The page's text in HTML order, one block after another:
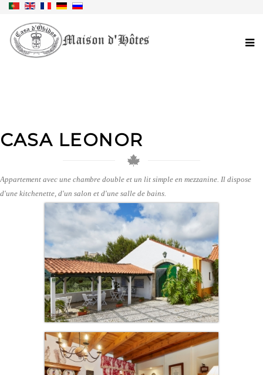
CASA LEONOR
Appartement avec une chambre double et un lit simple en mezzanine. Il dispose
d'une kitchenette, d'un salon et d'une salle de bains.